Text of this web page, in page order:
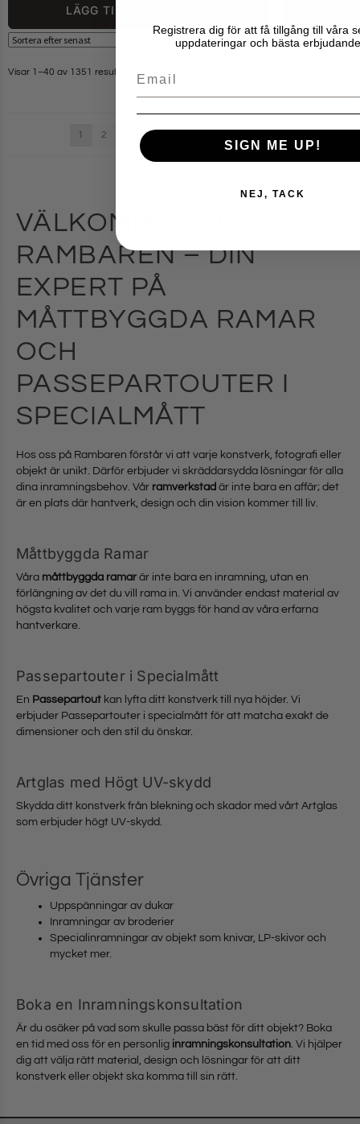
LÄGG TILL I VARUKORG
Visar 1–40 av 1351 resultat
1 2 4
VÄLKOMMEN TILL
RAMBAREN – DIN
EXPERT PÅ
MÅTTBYGGDA RAMAR
OCH
PASSEPARTOUTER I
SPECIALMÅTT
Hos oss på Rambaren förstår vi att varje konstverk, fotografi eller
objekt är unikt. Därför erbjuder vi skräddarsydda lösningar för alla
dina inramningsbehov. Vår ramverkstad är inte bara en affär; det
är en plats där hantverk, design och din vision kommer till liv.
Måttbyggda Ramar
Våra måttbyggda ramar är inte bara en inramning, utan en
förlängning av det du vill rama in. Vi använder endast material av
högsta kvalitet och varje ram byggs för hand av våra erfarna
hantverkare.
Passepartouter i Specialmått
En Passepartout kan lyfta ditt konstverk till nya höjder. Vi
erbjuder Passepartouter i specialmått för att matcha exakt de
dimensioner och den stil du önskar.
Artglas med Högt UV-skydd
Skydda ditt konstverk från blekning och skador med vårt Artglas
som erbjuder högt UV-skydd.
Övriga Tjänster
Uppspänningar av dukar
Inramningar av broderier
Specialinramningar av objekt som knivar, LP-skivor och
mycket mer.
Boka en Inramningskonsultation
Är du osäker på vad som skulle passa bäst för ditt objekt? Boka
en tid med oss för en personlig inramningskonsultation. Vi hjälper
dig att välja rätt material, design och lösningar för att ditt
konstverk eller objekt ska komma till sin rätt.
Registrera dig för att få tillgång till våra
uppdateringar och bästa
Email
SIGN ME UP!
NEJ, TACK